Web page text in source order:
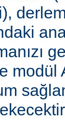
modül